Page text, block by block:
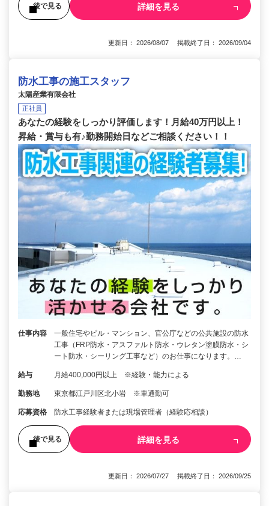
後で見る 詳細を見る
更新日： 2026/08/07 掲載終了日： 2026/09/04
防水工事の施工スタッフ
太陽産業有限会社
正社員
あなたの経験をしっかり評価します！月給40万円以上！
昇給・賞与も有♪勤務開始日などご相談ください！！
仕事内容
一般住宅やビル・マンション、官公庁などの公共施設の防水
工事（FRP防水・アスファルト防水・ウレタン塗膜防水・シ
ート防水・シーリング工事など）のお仕事になります。…
給与 月給400,000円以上 ※経験・能力による
勤務地 東京都江戸川区北小岩 ※車通勤可
応募資格 防水工事経験者または現場管理者（経験応相談）
後で見る 詳細を見る
更新日： 2026/07/27 掲載終了日： 2026/09/25